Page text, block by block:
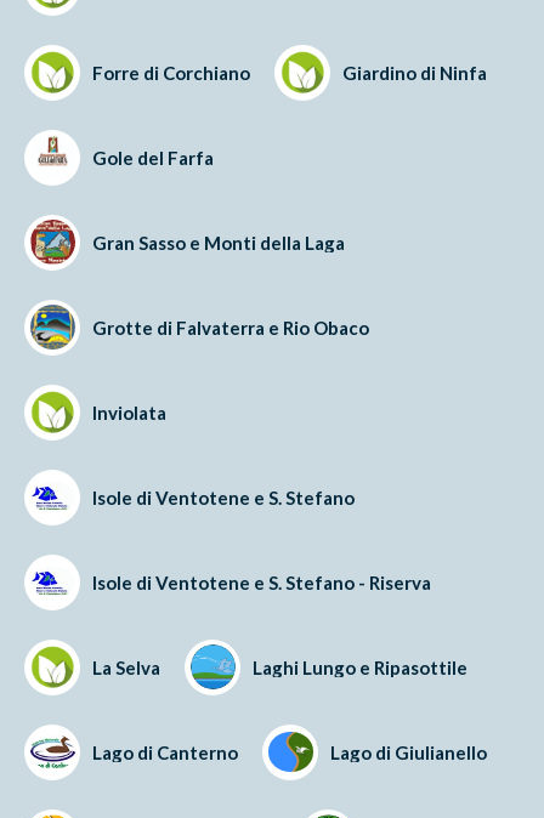
Forre di Corchiano Giardino di Ninfa
Gole del Farfa
Gran Sasso e Monti della Laga
Grotte di Falvaterra e Rio Obaco
Inviolata
Isole di Ventotene e S. Stefano
Isole di Ventotene e S. Stefano - Riserva
La Selva Laghi Lungo e Ripasottile
Lago di Canterno Lago di Giulianello